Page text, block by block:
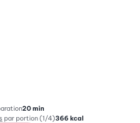
20 min
par portion (1/4)366kcal